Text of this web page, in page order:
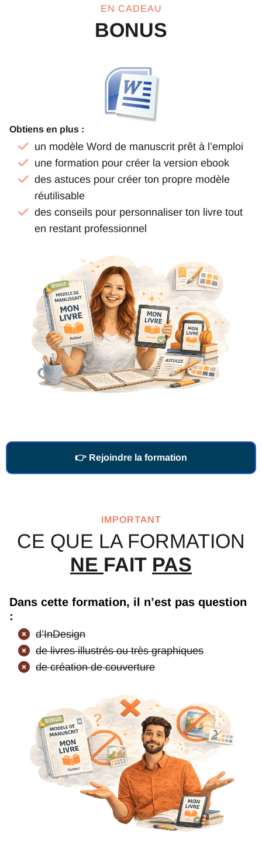
EN CADEAU
BONUS
Obtiens en plus :
un modèle Word de manuscrit prêt à l’emploi
une formation pour créer la version ebook
des astuces pour créer ton propre modèle
réutilisable
des conseils pour personnaliser ton livre tout
en restant professionnel
👉 Rejoindre la formation
IMPORTANT
CE QUE LA FORMATION
NE FAIT PAS
Dans cette formation, il n’est pas question
:
d’InDesign
de livres illustrés ou très graphiques
de création de couverture